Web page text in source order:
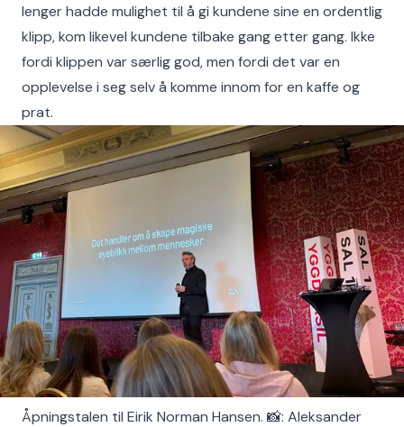
lenger hadde mulighet til å gi kundene sine en ordentlig
klipp, kom likevel kundene tilbake gang etter gang. Ikke
fordi klippen var særlig god, men fordi det var en
opplevelse i seg selv å komme innom for en kaffe og
prat.
Åpningstalen til Eirik Norman Hansen. 📸: Aleksander